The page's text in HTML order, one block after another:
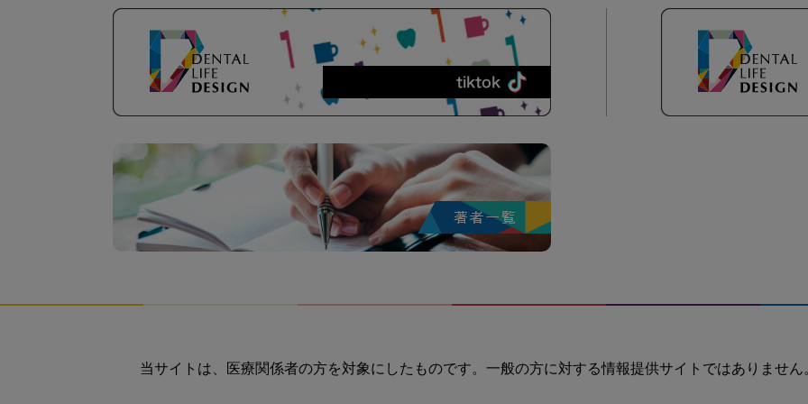
当サイトは、医療関係者の方を対象にしたものです。一般の方に対する情報提供サイトではありません